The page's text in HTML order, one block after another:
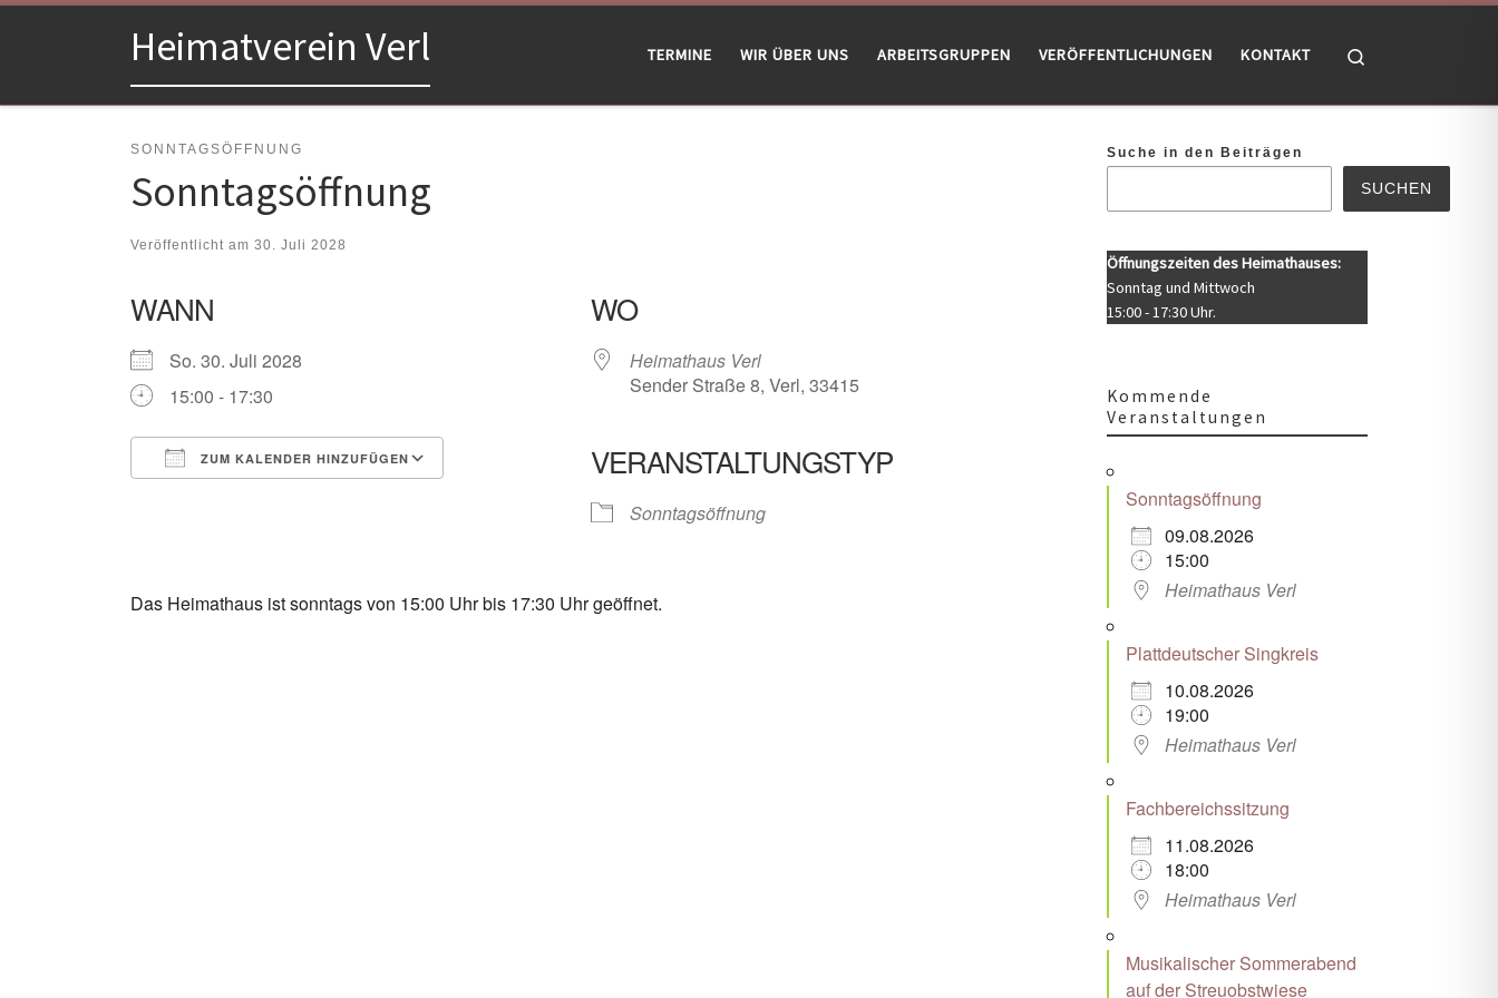
Zum Inhalt springenHeimatverein Verl TERMINE WIR ÜBER UNS ARBEITSGRUPPEN VERÖFFENTLICHUNGEN KONTAKT
SONNTAGSÖFFNUNG
Sonntagsöffnung
Veröffentlicht am 30. Juli 2028
WANN
So. 30. Juli 2028
15:00 - 17:30
ZUM KALENDER HINZUFÜGEN
Google Kalender Office 365
WO
Heimathaus Verl
Sender Straße 8, Verl, 33415
VERANSTALTUNGSTYP
Sonntagsöffnung
Das Heimathaus ist sonntags von 15:00 Uhr bis 17:30 Uhr geöffnet.
Suche in den Beiträgen
SUCHEN
Öffnungszeiten des Heimathauses:
Sonntag und Mittwoch
15:00 - 17:30 Uhr.
Kommende
Veranstaltungen
Sonntagsöffnung
09.08.2026
15:00
Heimathaus Verl
Plattdeutscher Singkreis
10.08.2026
19:00
Heimathaus Verl
Fachbereichssitzung
11.08.2026
18:00
Heimathaus Verl
Musikalischer Sommerabend
auf der Streuobstwiese